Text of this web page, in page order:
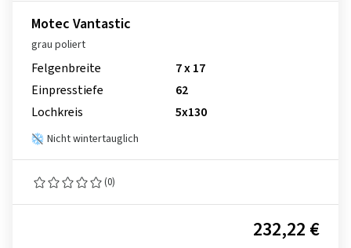
Motec Vantastic
grau poliert
Felgenbreite
7 x 17
Einpresstiefe
62
Lochkreis
5x130
Nicht wintertauglich
(0)
232,22 €